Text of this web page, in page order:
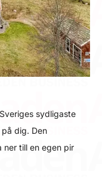
sydligaste
dig. Den
ner till en egen pir